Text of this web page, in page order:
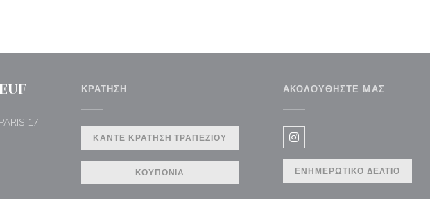
17
ΚΡΆΤΗΣΗ
ΚΆΝΤΕ ΚΡΆΤΗΣΗ ΤΡΑΠΕΖΙΟΎ
ΚΟΥΠΌΝΙΑ
ΑΚΟΛΟΥΘΉΣΤΕ ΜΑΣ
Instagram ((ανοίγει σε νέο
ΕΝΗΜΕΡΩΤΙΚΌ ΔΕΛΤΊΟ